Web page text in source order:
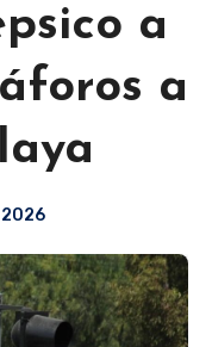
a
a
2026